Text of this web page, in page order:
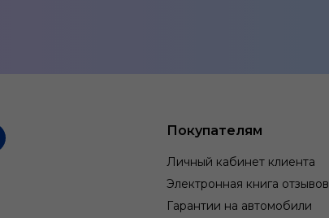
четкие бизнес-процессы и строить долгосрочные
- залог конкурентоспособности компании
Покупателям
Личный кабинет клиента
Электронная книга отзывов
Гарантии на автомобили